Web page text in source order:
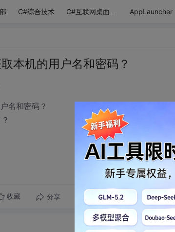
C#综合技术 C#互联网桌面应用 AppLauncher
本机的用户名和密码？
名和密码？
收藏 分享 转发到动态 举报